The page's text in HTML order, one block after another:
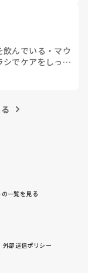
飲んでいる ・ マウ
シでケアをしっか
一覧を見る
外部送信ポリシー